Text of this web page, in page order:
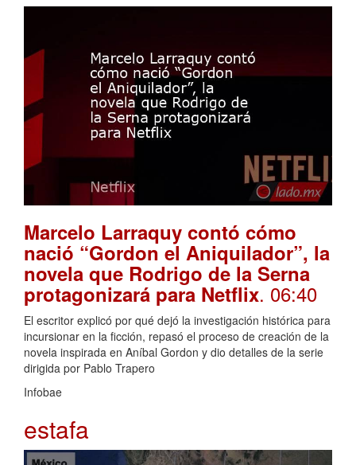
Marcelo Larraquy contó cómo
nació “Gordon el Aniquilador”, la
novela que Rodrigo de la Serna
protagonizará para Netflix. 06:40
El escritor explicó por qué dejó la investigación histórica para
incursionar en la ficción, repasó el proceso de creación de la
novela inspirada en Aníbal Gordon y dio detalles de la serie
dirigida por Pablo Trapero
Infobae
estafa